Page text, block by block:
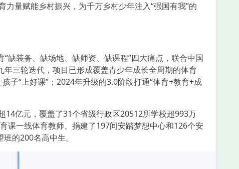
量赋能乡村振兴，为千万乡村少年注入“强国有我”的
装备、缺场地、缺师资、缺课程”四大痛点，联合中国
三轮迭代，项目已形成覆盖青少年成长全周期的体育
子“上好课”；2024年升级的3.0阶段打通“体育+教育+成
亿元，覆盖了31个省级行政区20512所学校超993万
课一线体育教师、捐建了197间安踏梦想中心和126个安
的200名高中生。